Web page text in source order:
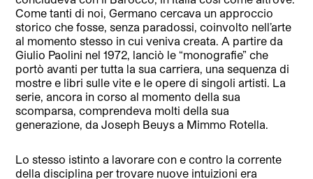
Come tanti di noi, Germano cercava un approccio
storico che fosse, senza paradossi, coinvolto nell’arte
al momento stesso in cui veniva creata. A partire da
Giulio Paolini nel 1972, lanciò le “monografie” che
portò avanti per tutta la sua carriera, una sequenza di
mostre e libri sulle vite e le opere di singoli artisti. La
serie, ancora in corso al momento della sua
scomparsa, comprendeva molti della sua
generazione, da Joseph Beuys a Mimmo Rotella.
Lo stesso istinto a lavorare con e contro la corrente
della disciplina per trovare nuove intuizioni era